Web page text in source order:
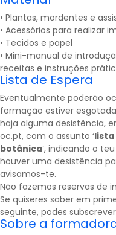
• Plantas, mordentes e
• Acessórios para realizar
• Tecidos e papel
• Mini-manual de
receitas e instruções
Lista de Espera
Eventualmente poderão
formação estiver
haja alguma desistência,
oc.pt, com o assunto ‘lista
botânica‘, indicando o
houver uma desistência
avisamos-te.
Não fazemos reservas de
Se quiseres saber em
seguinte, podes
Sobre a